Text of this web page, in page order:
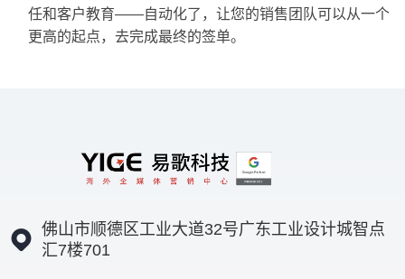
任和客户教育——自动化了，让您的销售团队可以从一个
更高的起点，去完成最终的签单。
佛山市顺德区工业大道32号广东工业设计城智点
汇7楼701